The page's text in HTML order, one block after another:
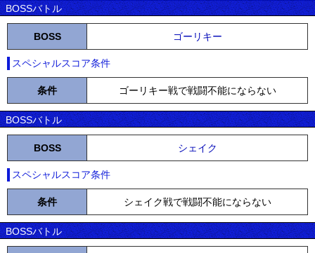
BOSSバトル
BOSS ゴーリキー
スペシャルスコア条件
条件 ゴーリキー戦で戦闘不能にならない
BOSSバトル
BOSS シェイク
スペシャルスコア条件
条件 シェイク戦で戦闘不能にならない
BOSSバトル